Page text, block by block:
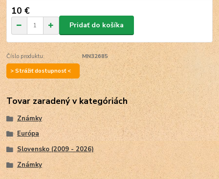
10 €
Pridať do košíka
Číslo produktu:
MN32685
> Strážiť dostupnosť <
Tovar zaradený v kategóriách
Známky
Európa
Slovensko (2009 - 2026)
Známky